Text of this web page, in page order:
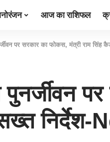
आज का राशिफल
पर सरकार का फोकस, मंत्री राम सिंह
सख्त